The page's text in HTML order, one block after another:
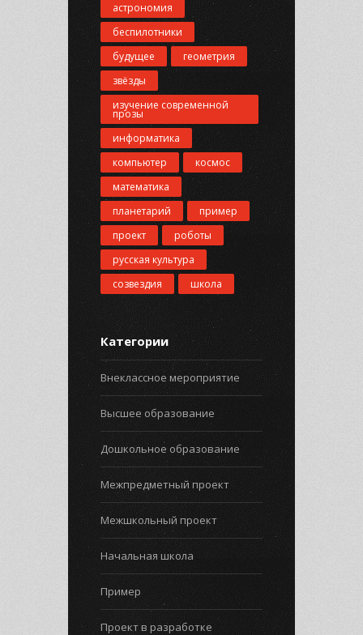
астрономия
беспилотники
будущее
геометрия
звёзды
изучение современной
прозы
информатика
компьютер
космос
математика
планетарий
пример
проект
роботы
русская культура
созвездия
школа
Категории
Внеклассное мероприятие
Высшее образование
Дошкольное образование
Межпредметный проект
Межшкольный проект
Начальная школа
Пример
Проект в разработке